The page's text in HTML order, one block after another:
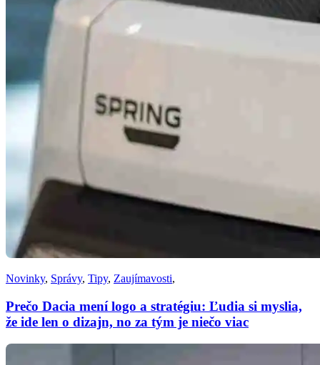
Novinky, Správy, Tipy, Zaujímavosti,
Prečo Dacia mení logo a stratégiu: Ľudia si myslia,
že ide len o dizajn, no za tým je niečo viac